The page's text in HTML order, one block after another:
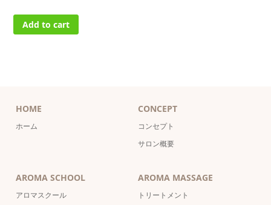
Add to cart
HOME
ホーム
CONCEPT
コンセプト
サロン概要
AROMA SCHOOL
アロマスクール
AROMA MASSAGE
トリートメント